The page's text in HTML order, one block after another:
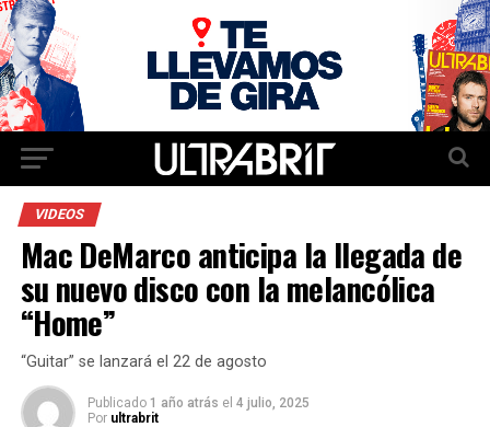
VIDEOS
Mac DeMarco anticipa la llegada de
su nuevo disco con la melancólica
“Home”
“Guitar” se lanzará el 22 de agosto
Publicado 1 año atrás el 4 julio, 2025
Por ultrabrit